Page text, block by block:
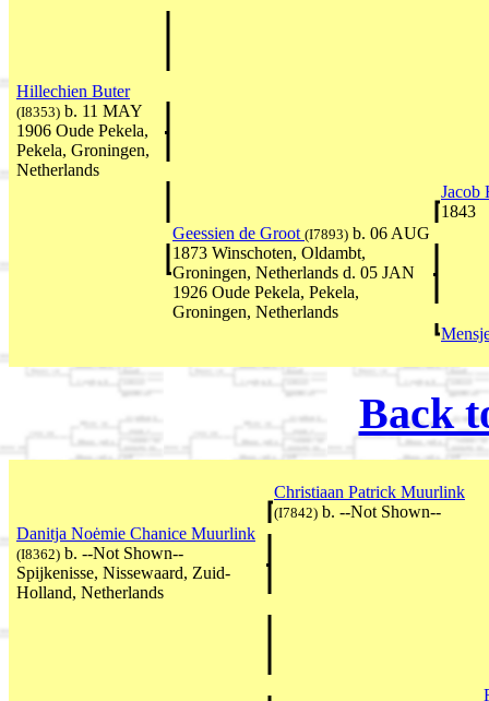
Hillechien Buter
(I8353) b. 11 MAY
1906 Oude Pekela,
Pekela, Groningen,
Netherlands
Jacob
1843
Geessien de Groot (I7893) b. 06 AUG
1873 Winschoten, Oldambt,
Groningen, Netherlands d. 05 JAN
1926 Oude Pekela, Pekela,
Groningen, Netherlands
Back
Christiaan Patrick Muurlink
(I7842) b. --Not Shown--
Danitja Noėmie Chanice Muurlink
(I8362) b. --Not Shown--
Spijkenisse, Nissewaard, Zuid-
Holland, Netherlands